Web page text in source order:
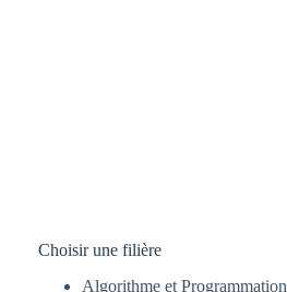
Choisir une filière
Algorithme et Programmation